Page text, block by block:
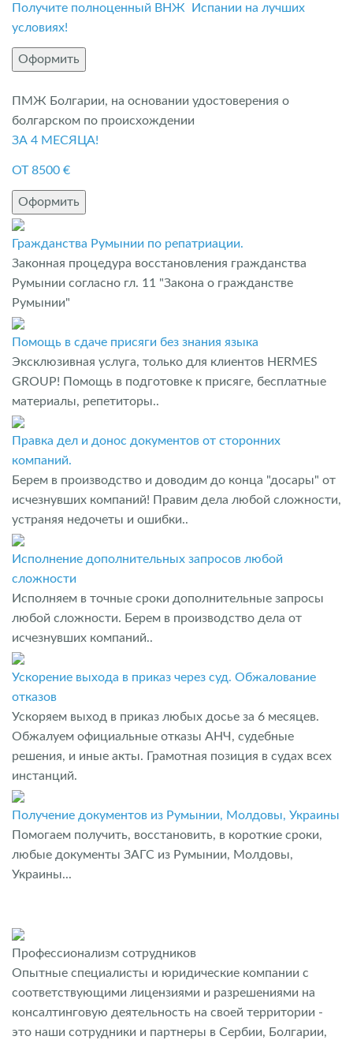
Получите полноценный ВНЖ Испании на лучших
условиях!
Оформить
ПМЖ Болгарии, на основании удостоверения о
болгарском по происхождении
ЗА 4 МЕСЯЦА!
ОТ 8500 €
Оформить
Гражданства Румынии по репатриации.
Законная процедура восстановления гражданства
Румынии согласно гл. 11 "Закона о гражданстве
Румынии"
Помощь в сдаче присяги без знания языка
Эксклюзивная услуга, только для клиентов HERMES
GROUP! Помощь в подготовке к присяге, бесплатные
материалы, репетиторы..
Правка дел и донос документов от сторонних
компаний.
Берем в производство и доводим до конца "досары" от
исчезнувших компаний! Правим дела любой сложности,
устраняя недочеты и ошибки..
Исполнение дополнительных запросов любой
сложности
Исполняем в точные сроки дополнительные запросы
любой сложности. Берем в производство дела от
исчезнувших компаний..
Ускорение выхода в приказ через суд. Обжалование
отказов
Ускоряем выход в приказ любых досье за 6 месяцев.
Обжалуем официальные отказы АНЧ, судебные
решения, и иные акты. Грамотная позиция в судах всех
инстанций.
Получение документов из Румынии, Молдовы, Украины
Помогаем получить, восстановить, в короткие сроки,
любые документы ЗАГС из Румынии, Молдовы,
Украины...
Профессионализм сотрудников
Опытные специалисты и юридические компании с
соответствующими лицензиями и разрешениями на
консалтинговую деятельность на своей территории -
это наши сотрудники и партнеры в Сербии, Болгарии,